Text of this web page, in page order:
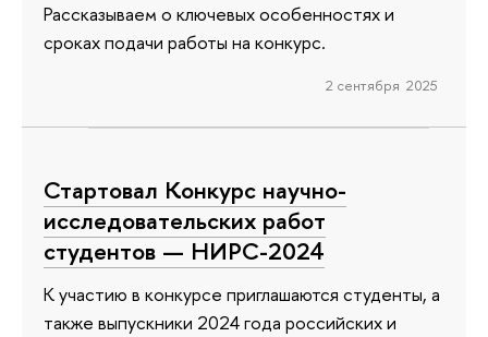
Рассказываем о ключевых особенностях и
сроках подачи работы на конкурс.
2 сентября 2025
Стартовал Конкурс научно-
исследовательских работ
студентов — НИРС-2024
К участию в конкурсе приглашаются студенты, а
также выпускники 2024 года российских и